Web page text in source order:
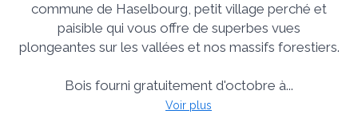
commune de Haselbourg, petit village perché et
paisible qui vous offre de superbes vues
plongeantes sur les vallées et nos massifs forestiers.
Bois fourni gratuitement d'octobre à...
Voir plus